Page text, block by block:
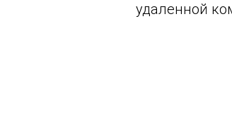
удаленной